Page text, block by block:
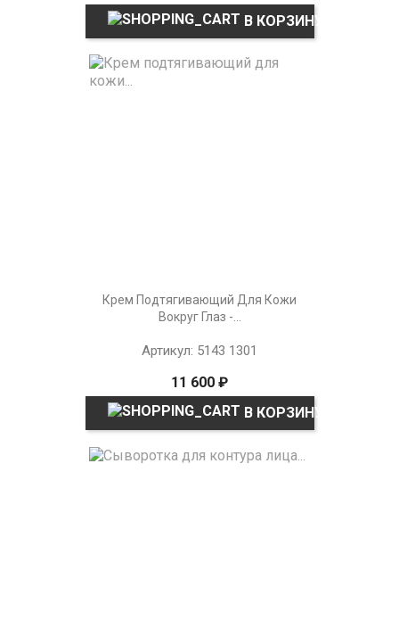
В КОРЗИНУ
Крем Подтягивающий Для Кожи
Вокруг Глаз -...
Артикул: 5143 1301
11 600 ₽
В КОРЗИНУ